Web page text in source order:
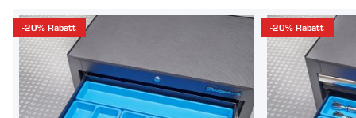
-20% Rabatt -20% Rabatt